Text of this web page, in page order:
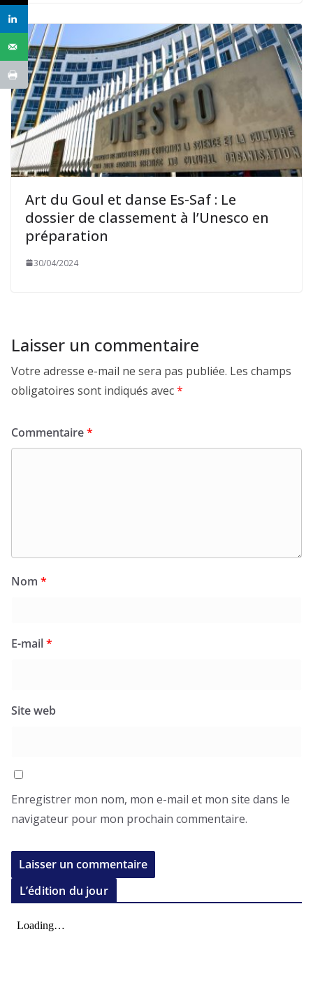
Art du Goul et danse Es-Saf : Le
dossier de classement à l’Unesco en
préparation
30/04/2024
Laisser un commentaire
Votre adresse e-mail ne sera pas publiée. Les champs
obligatoires sont indiqués avec*
Commentaire*
Nom *
E-mail*
Site web
Enregistrer mon nom, mon e-mail et mon site dans le
navigateur pour mon prochain commentaire.
L’édition du jour